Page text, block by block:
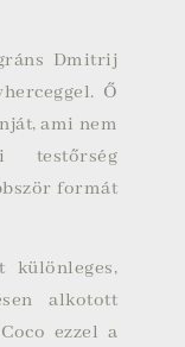
Dmitrij
. Ő
ami nem
formát
különleges,
alkotott
ezzel a